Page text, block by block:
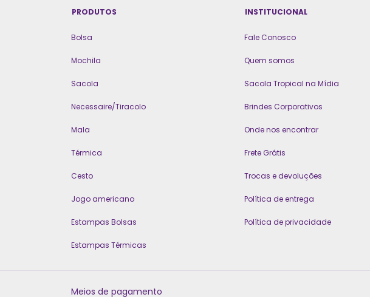
PRODUTOS
Bolsa
Mochila
Sacola
Necessaire/Tiracolo
Mala
Térmica
Cesto
Jogo americano
Estampas Bolsas
Estampas Térmicas
INSTITUCIONAL
Fale Conosco
Quem somos
Sacola Tropical na Mídia
Brindes Corporativos
Onde nos encontrar
Frete Grátis
Trocas e devoluções
Política de entrega
Política de privacidade
Meios de pagamento